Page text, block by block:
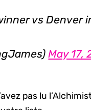
vs Denver
May 17,
pas lu